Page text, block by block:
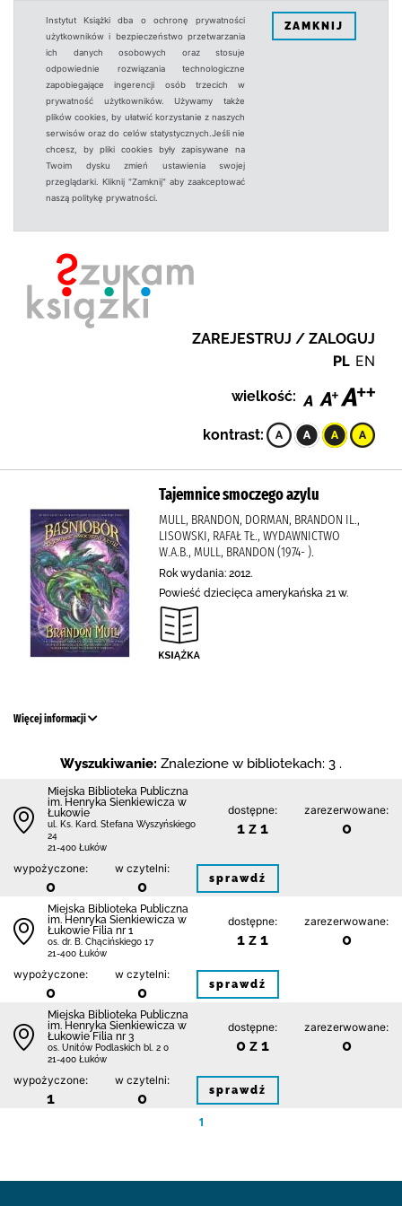
Instytut Książki dba o ochronę prywatności
użytkowników i bezpieczeństwo przetwarzania
ich danych osobowych oraz stosuje
odpowiednie rozwiązania technologiczne
zapobiegające ingerencji osób trzecich w
prywatność użytkowników. Używamy także
plików cookies, by ułatwić korzystanie z naszych
serwisów oraz do celów statystycznych.Jeśli nie
chcesz, by pliki cookies były zapisywane na
Twoim dysku zmień ustawienia swojej
przeglądarki. Kliknij "Zamknij" aby zaakceptować
naszą politykę prywatności.
ZAMKNIJ
ZAREJESTRUJ / ZALOGUJ
PL EN
wielkość:
kontrast:
Tajemnice smoczego azylu
MULL, BRANDON, DORMAN, BRANDON IL.,
LISOWSKI, RAFAŁ TŁ., WYDAWNICTWO
W.A.B., MULL, BRANDON (1974- ).
Rok wydania: 2012.
Powieść dziecięca amerykańska 21 w.
Więcej informacji
Wyszukiwanie: Znalezione w bibliotekach: 3 .
Miejska Biblioteka Publiczna
im. Henryka Sienkiewicza w
Łukowie
ul. Ks. Kard. Stefana Wyszyńskiego
24
21-400 Łuków
dostępne:
1 z 1
zarezerwowane:
0
wypożyczone:
0
w czytelni:
0 sprawdź
Miejska Biblioteka Publiczna
im. Henryka Sienkiewicza w
Łukowie Filia nr 1
os. dr. B. Chącińskiego 17
21-400 Łuków
dostępne:
1 z 1
zarezerwowane:
0
wypożyczone:
0
w czytelni:
0 sprawdź
Miejska Biblioteka Publiczna
im. Henryka Sienkiewicza w
Łukowie Filia nr 3
os. Unitów Podlaskich bl. 2 0
21-400 Łuków
dostępne:
0 z 1
zarezerwowane:
0
wypożyczone:
1
w czytelni:
0 sprawdź
1